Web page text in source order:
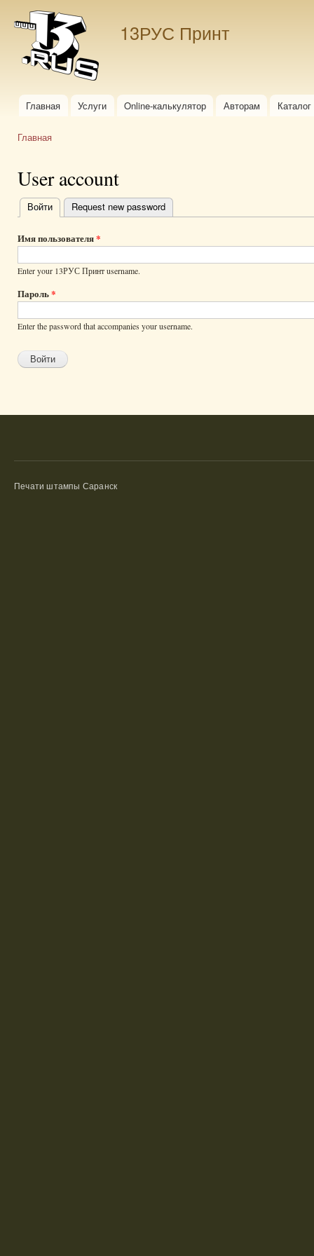
13РУС Принт
Главное меню
Главная Услуги Online-калькулятор Авторам
Главная
User account
Главные
вкладки
Войти (активная вкладка)
Request new password
Имя пользователя*
Enter your 13РУС Принт username.
Пароль*
Enter the password that accompanies your username.
Печати штампы Саранск